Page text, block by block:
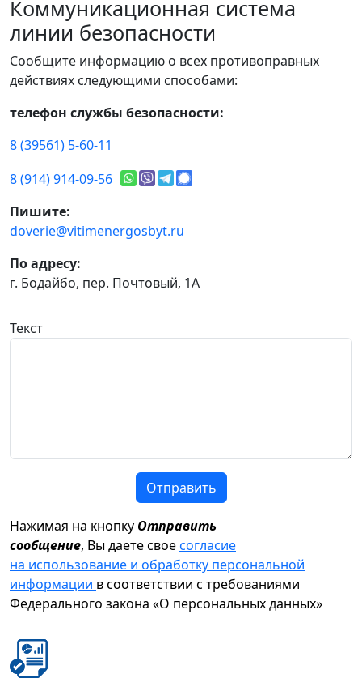
Коммуникационная система
линии безопасности
Сообщите информацию о всех противоправных
действиях следующими способами:
телефон службы безопасности:
8 (39561) 5-60-11
8 (914) 914-09-56
Пишите:
doverie@vitimenergosbyt.ru
По адресу:
г. Бодайбо, пер. Почтовый, 1А
Текст
Отправить
Нажимая на кнопку Отправить
сообщение, Вы даете своесогласие
на использование и обработку персональной
информации в соответствии с требованиями
Федерального закона «О персональных данных»